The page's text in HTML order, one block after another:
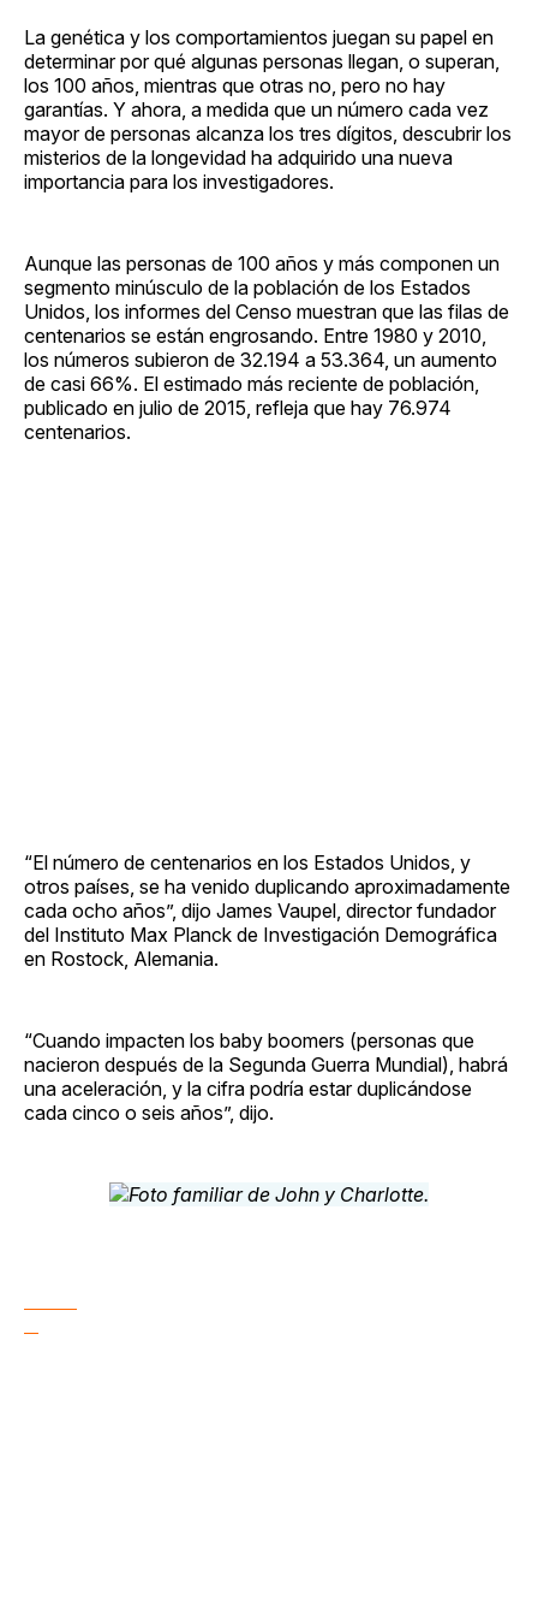
La genética y los comportamientos juegan su papel en
determinar por qué algunas personas llegan, o superan,
los 100 años, mientras que otras no, pero no hay
garantías. Y ahora, a medida que un número cada vez
mayor de personas alcanza los tres dígitos, descubrir los
misterios de la longevidad ha adquirido una nueva
importancia para los investigadores.
Aunque las personas de 100 años y más componen un
segmento minúsculo de la población de los Estados
Unidos, los informes del Censo muestran que las filas de
centenarios se están engrosando. Entre 1980 y 2010,
los números subieron de 32.194 a 53.364, un aumento
de casi 66%. El estimado más reciente de población,
publicado en julio de 2015, refleja que hay 76.974
centenarios.
“El número de centenarios en los Estados Unidos, y
otros países, se ha venido duplicando aproximadamente
cada ocho años”, dijo James Vaupel, director fundador
del Instituto Max Planck de Investigación Demográfica
en Rostock, Alemania.
“Cuando impacten los baby boomers (personas que
nacieron después de la Segunda Guerra Mundial), habrá
una aceleración, y la cifra podría estar duplicándose
cada cinco o seis años”, dijo.